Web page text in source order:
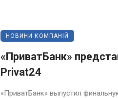
НОВИНИ КОМПАНІЙ
«ПриватБанк»
Privat24
«ПриватБанк» выпустил